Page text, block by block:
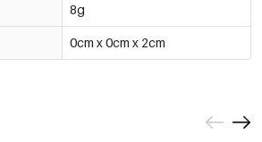
8g
0cm x 0cm x 2cm